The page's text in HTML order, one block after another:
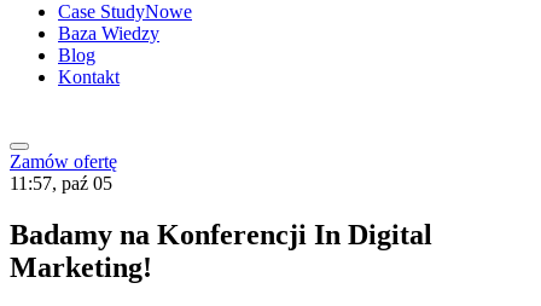
Case StudyNowe
Baza Wiedzy
Blog
Kontakt
Zamów ofertę
11:57, paź 05
Badamy na Konferencji In Digital
Marketing!